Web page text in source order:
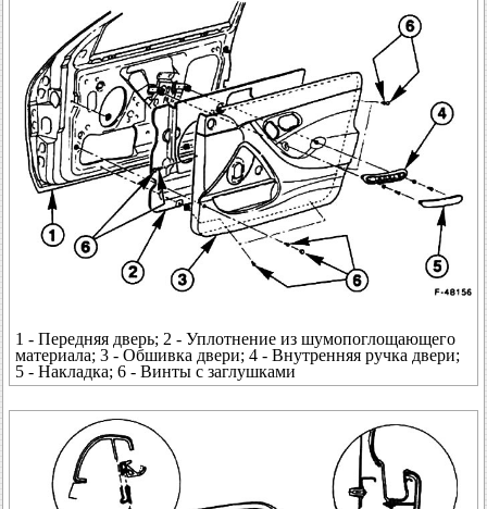
1 - Передняя дверь; 2 - Уплотнение из шумопоглощающего
материала; 3 - Обшивка двери; 4 - Внутренняя ручка двери;
5 - Накладка; 6 - Винты с заглушками